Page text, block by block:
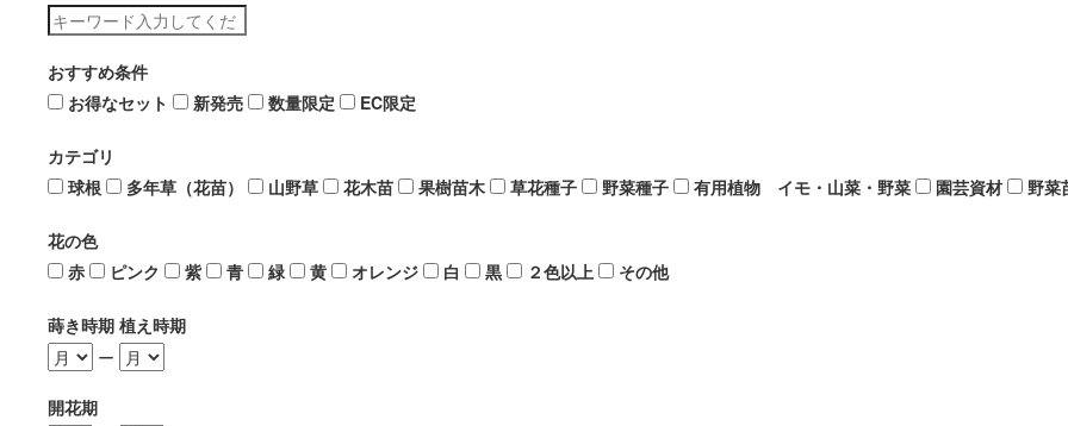
おすすめ条件
お得なセット
新発売 数量限定 EC限定
カテゴリ
球根
多年草（花苗） 山野草 花木苗 果樹苗木 草花種子 野菜種子 有用植物 イモ・山菜・野菜 園芸資材 野菜
花の色
赤
ピンク 紫 青 緑 黄 オレンジ 白 黒 ２色以上 その他
蒔き時期 植え時期
ー
開花期